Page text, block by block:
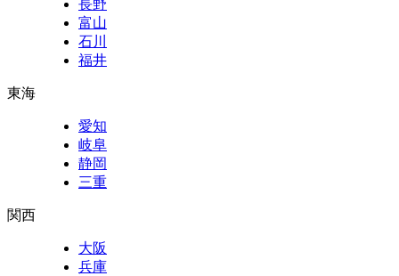
長野
富山
石川
福井
東海
愛知
岐阜
静岡
三重
関西
大阪
兵庫